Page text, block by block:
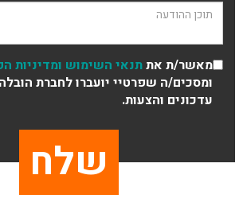
תוכן ההודעה
מאשר/ת אתתנאי השימוש ומדיניות
ומסכים/ה שפרטיי יועברו לחברת
עדכונים והצעות.